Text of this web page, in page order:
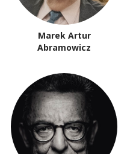
Marek Artur
Abramowicz